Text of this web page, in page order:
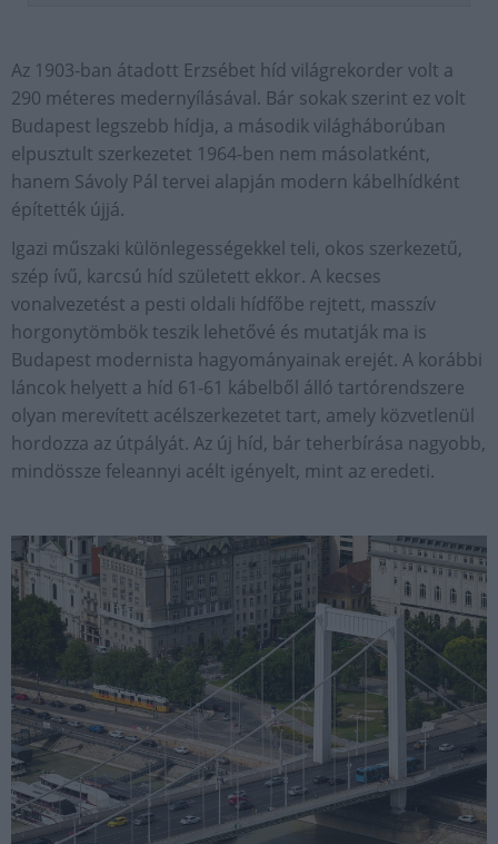
Az 1903-ban átadott Erzsébet híd világrekorder volt a
290 méteres medernyílásával. Bár sokak szerint ez volt
Budapest legszebb hídja, a második világháborúban
elpusztult szerkezetet 1964-ben nem másolatként,
hanem Sávoly Pál tervei alapján modern kábelhídként
építették újjá.
Igazi műszaki különlegességekkel teli, okos szerkezetű,
szép ívű, karcsú híd született ekkor. A kecses
vonalvezetést a pesti oldali hídfőbe rejtett, masszív
horgonytömbök teszik lehetővé és mutatják ma is
Budapest modernista hagyományainak erejét. A korábbi
láncok helyett a híd 61-61 kábelből álló tartórendszere
olyan merevített acélszerkezetet tart, amely közvetlenül
hordozza az útpályát. Az új híd, bár teherbírása nagyobb,
mindössze feleannyi acélt igényelt, mint az eredeti.